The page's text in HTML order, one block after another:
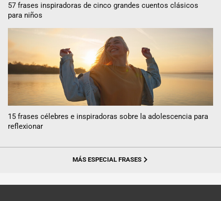
57 frases inspiradoras de cinco grandes cuentos clásicos
para niños
15 frases célebres e inspiradoras sobre la adolescencia para
reflexionar
MÁS ESPECIAL FRASES